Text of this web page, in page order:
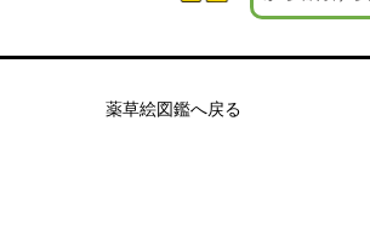
薬草絵図鑑へ戻る